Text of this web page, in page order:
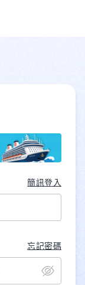
簡訊登入
忘記密碼